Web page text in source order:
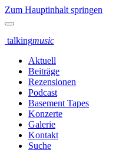
Zum Hauptinhalt springen
talkingmusic
Aktuell
Beiträge
Rezensionen
Podcast
Basement Tapes
Konzerte
Galerie
Kontakt
Suche